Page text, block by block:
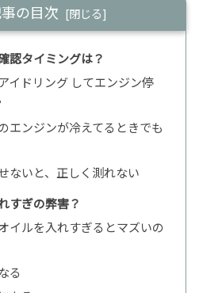
の目次
認タイミングは？
イドリング してエンジン停
エンジンが冷えてるときでも
ないと、正しく測れない
すぎの弊害？
イルを入れすぎるとマズいの
る